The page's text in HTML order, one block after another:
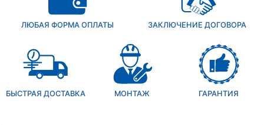
ЛЮБАЯ ФОРМА ОПЛАТЫ ЗАКЛЮЧЕНИЕ ДОГОВОРА
БЫСТРАЯ ДОСТАВКА МОНТАЖ ГАРАНТИЯ